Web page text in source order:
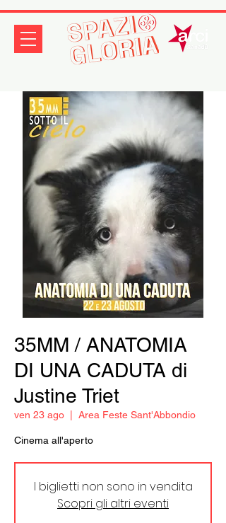
35MM / ANATOMIA
DI UNA CADUTA di
Justine Triet
ven 23 ago Area Feste Sant'Abbondio
Cinema all'aperto
I biglietti non sono in vendita
Scopri gli altri eventi